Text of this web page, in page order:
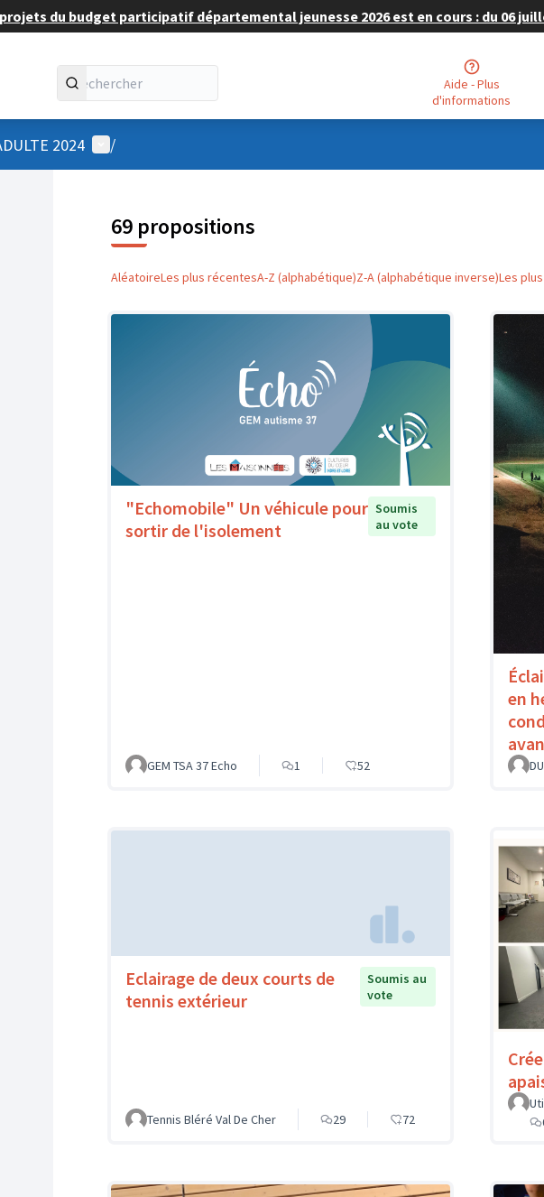
du budget participatif départemental jeunesse 2026 est en cours : du 06
Aide - Plus
d'informations
2024 Menu utilisateur
/
69 propositions
AléatoireLes plus récentesA-Z (alphabétique)Z-A (alphabétique inverse)Les
"Echomobile" Un véhicule pour
sortir de l'isolement
Soumis
au vote
GEM TSA 37 Echo 1 52
en
Eclairage de deux courts de
tennis extérieur
Soumis au
vote
Tennis Bléré Val De Cher 29 72